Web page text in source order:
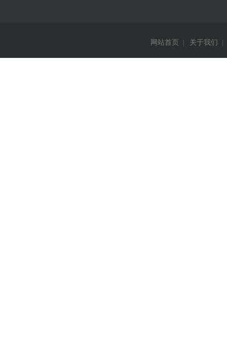
网站首页 关于我们